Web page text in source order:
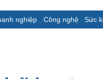
nghiệp Công nghệ Sức